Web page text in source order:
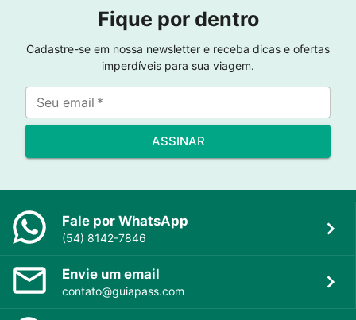
Fique por dentro
Cadastre-se em nossa newsletter e receba dicas e ofertas
imperdíveis para sua viagem.
Seu email *
ASSINAR
Fale por WhatsApp
(54) 8142-7846
Envie um email
contato@guiapass.com